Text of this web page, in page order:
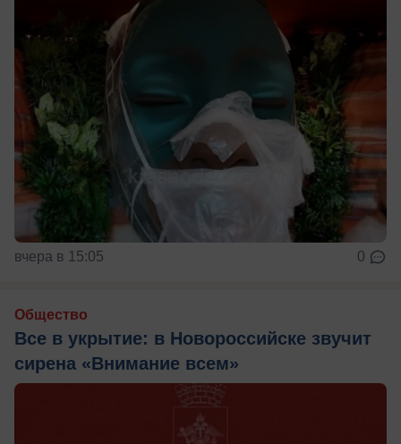
вчера в 15:05 0
Общество
Все в укрытие: в Новороссийске звучит
сирена «Внимание всем»